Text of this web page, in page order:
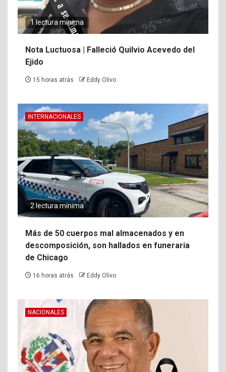
1 lectura mínima
Nota Luctuosa | Falleció Quilvio Acevedo del
Ejido
15 horas atrás Eddy Olivo
INTERNACIONALES
2 lectura mínima
Más de 50 cuerpos mal almacenados y en
descomposición, son hallados en funeraria
de Chicago
16 horas atrás Eddy Olivo
NACIONALES